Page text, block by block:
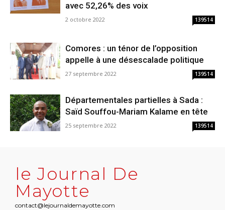
avec 52,26% des voix
2 octobre 2022 139514
Comores : un ténor de l’opposition
appelle à une désescalade politique
27 septembre 2022 139514
Départementales partielles à Sada :
Saïd Souffou-Mariam Kalame en tête
25 septembre 2022 139514
le Journal De
Mayotte
contact@lejournaldemayotte.com